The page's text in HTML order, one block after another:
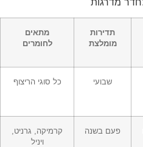
תדירות
מומלצת
מתאים
לחומרים
שבועי כל סוגי הריצוף
פעם בשנה
קרמיקה, גרניט,
ויניל